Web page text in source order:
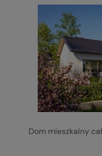
Dom mieszkalny